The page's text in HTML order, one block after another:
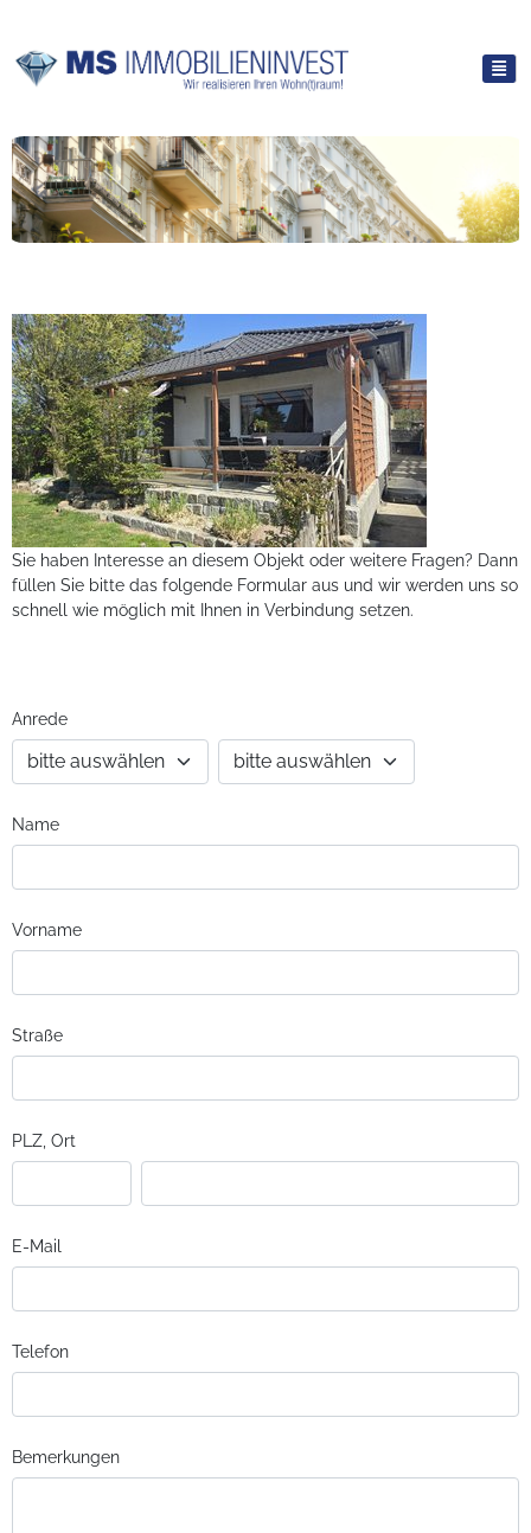
Sie haben Interesse an diesem Objekt oder weitere Fragen? Dann
füllen Sie bitte das folgende Formular aus und wir werden uns so
schnell wie möglich mit Ihnen in Verbindung setzen.
Anrede
Name
Vorname
Straße
PLZ, Ort
E-Mail
Telefon
Bemerkungen